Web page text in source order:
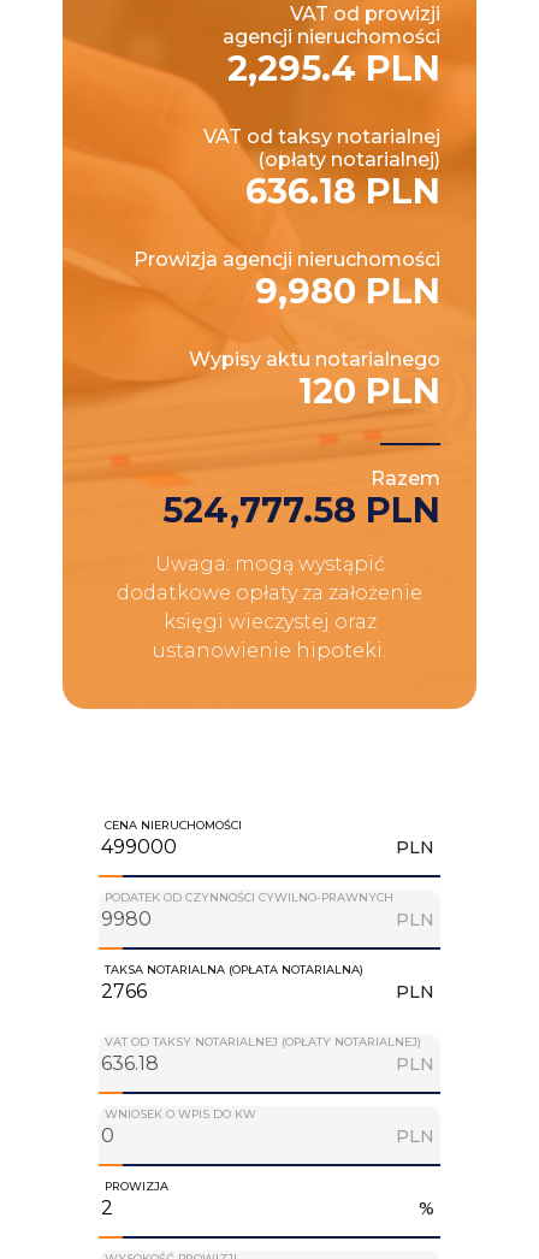
VAT od prowizji
agencji nieruchomości
2,295.4 PLN
VAT od taksy notarialnej
(opłaty notarialnej)
636.18 PLN
Prowizja agencji nieruchomości
9,980 PLN
Wypisy aktu notarialnego
120 PLN
Razem
524,777.58 PLN
Uwaga: mogą wystąpić
dodatkowe opłaty za założenie
księgi wieczystej oraz
ustanowienie hipoteki.
CENA NIERUCHOMOŚCI
PLN
PODATEK OD CZYNNOŚCI CYWILNO-PRAWNYCH
PLN
TAKSA NOTARIALNA (OPŁATA NOTARIALNA)
PLN
VAT OD TAKSY NOTARIALNEJ (OPŁATY NOTARIALNEJ)
PLN
WNIOSEK O WPIS DO KW
PLN
PROWIZJA
%